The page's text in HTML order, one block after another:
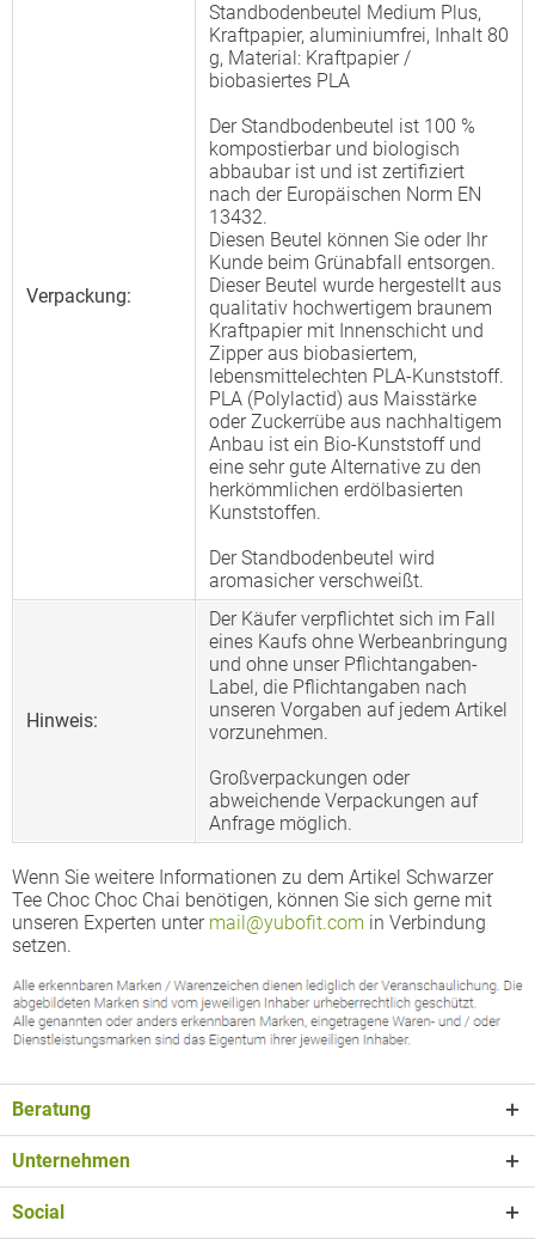
Verpackung:
Standbodenbeutel Medium Plus,
Kraftpapier, aluminiumfrei, Inhalt 80
g, Material: Kraftpapier /
biobasiertes PLA
Der Standbodenbeutel ist 100 %
kompostierbar und biologisch
abbaubar ist und ist zertifiziert
nach der Europäischen Norm EN
13432.
Diesen Beutel können Sie oder Ihr
Kunde beim Grünabfall entsorgen.
Dieser Beutel wurde hergestellt aus
qualitativ hochwertigem braunem
Kraftpapier mit Innenschicht und
Zipper aus biobasiertem,
lebensmittelechten PLA-Kunststoff.
PLA (Polylactid) aus Maisstärke
oder Zuckerrübe aus nachhaltigem
Anbau ist ein Bio-Kunststoff und
eine sehr gute Alternative zu den
herkömmlichen erdölbasierten
Kunststoffen.
Der Standbodenbeutel wird
aromasicher verschweißt.
Hinweis:
Der Käufer verpflichtet sich im Fall
eines Kaufs ohne Werbeanbringung
und ohne unser Pflichtangaben-
Label, die Pflichtangaben nach
unseren Vorgaben auf jedem Artikel
vorzunehmen.
Großverpackungen oder
abweichende Verpackungen auf
Anfrage möglich.
Wenn Sie weitere Informationen zu dem Artikel Schwarzer
Tee Choc Choc Chai benötigen, können Sie sich gerne mit
unseren Experten unter mail@yubofit.com in Verbindung
setzen.
Beratung
Unternehmen
Social